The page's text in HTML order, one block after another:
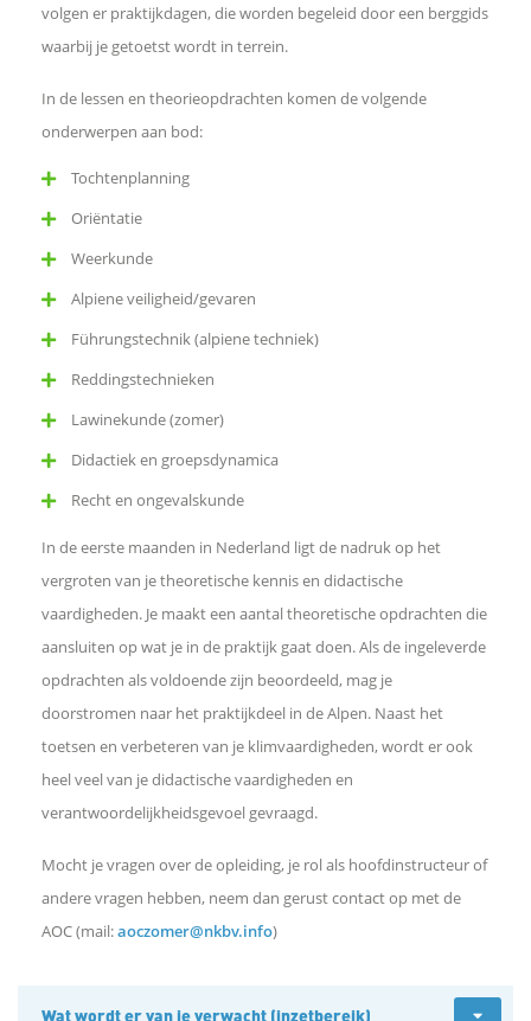
n
k
d
n
W
a
s
p
k
m
d
e
volgen er praktijkdagen, die worden begeleid door een berggids
waarbij je getoetst wordt in terrein.
In de lessen en theorieopdrachten komen de volgende
onderwerpen aan bod:
Tochtenplanning
Oriëntatie
Weerkunde
Alpiene veiligheid/gevaren
Führungstechnik (alpiene techniek)
Reddingstechnieken
Lawinekunde (zomer)
Didactiek en groepsdynamica
Recht en ongevalskunde
In de eerste maanden in Nederland ligt de nadruk op het
vergroten van je theoretische kennis en didactische
vaardigheden. Je maakt een aantal theoretische opdrachten die
aansluiten op wat je in de praktijk gaat doen. Als de ingeleverde
opdrachten als voldoende zijn beoordeeld, mag je
doorstromen naar het praktijkdeel in de Alpen. Naast het
toetsen en verbeteren van je klimvaardigheden, wordt er ook
heel veel van je didactische vaardigheden en
verantwoordelijkheidsgevoel gevraagd.
Mocht je vragen over de opleiding, je rol als hoofdinstructeur of
andere vragen hebben, neem dan gerust contact op met de
AOC (mail:aoczomer@nkbv.info)
Wat wordt er van je verwacht (inzetbereik)